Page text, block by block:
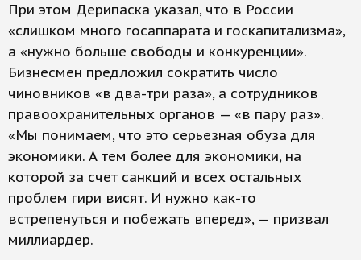
При этом Дерипаска указал, что в России
«слишком много госаппарата и госкапитализма»,
а «нужно больше свободы и конкуренции».
Бизнесмен предложил сократить число
чиновников «в два-три раза», а сотрудников
правоохранительных органов — «в пару раз».
«Мы понимаем, что это серьезная обуза для
экономики. А тем более для экономики, на
которой за счет санкций и всех остальных
проблем гири висят. И нужно как-то
встрепенуться и побежать вперед», — призвал
миллиардер.